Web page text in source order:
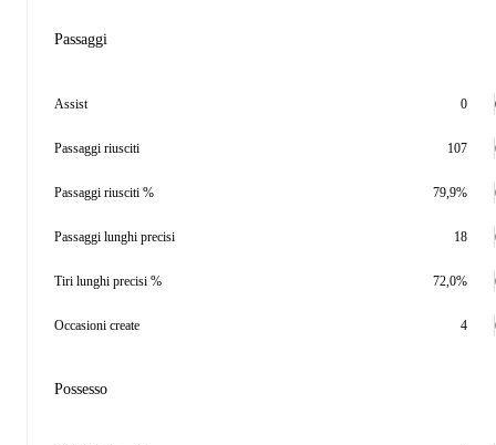
Passaggi
Assist 0
Passaggi riusciti 107
Passaggi riusciti % 79,9%
Passaggi lunghi precisi 18
Tiri lunghi precisi % 72,0%
Occasioni create 4
Possesso